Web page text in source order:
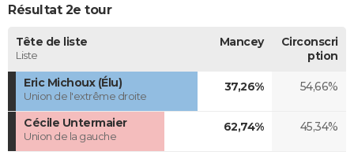
Résultat 2e tour
Tête de liste
Liste
Mancey
Circonscri
ption
Eric Michoux (Élu)
Union de l'extrême droite
37,26% 54,66%
Cécile Untermaier
Union de la gauche
62,74% 45,34%